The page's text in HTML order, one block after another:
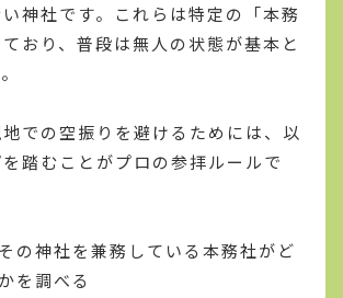
神社です。これらは特定の「本務
おり、普段は無人の状態が基本と
での空振りを避けるためには、以
踏むことがプロの参拝ルールで
の神社を兼務している本務社がど
を調べる